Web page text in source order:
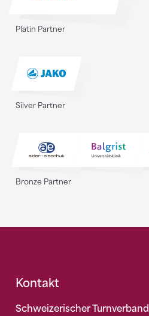
Platin Partner
Silver Partner
Bronze Partner
Fusszeile
Kontakt
Schweizerischer Turnverband